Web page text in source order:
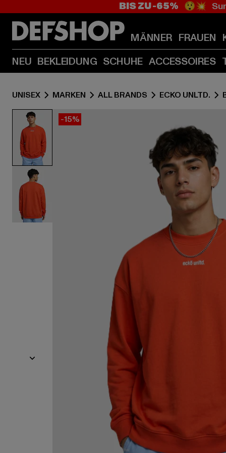
BIS ZU -65% 😲💥
MÄNNER FRAUEN
NEU BEKLEIDUNG SCHUHE ACCESSOIRES
UNISEX MARKEN ALL BRANDS ECKO UNLTD.
-15%